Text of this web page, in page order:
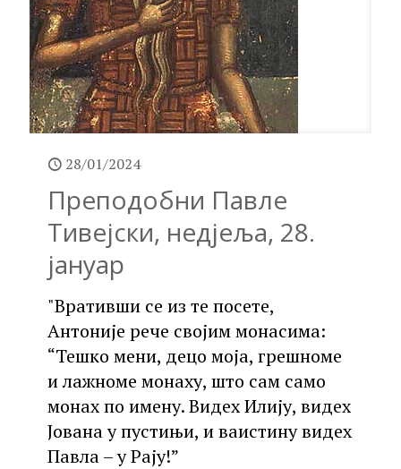
28/01/2024
Преподобни Павле
Тивејски, недјеља, 28.
јануар
"Вративши се из те посете,
Антоније рече својим монасима:
“Тешко мени, децо моја, грешноме
и лажноме монаху, што сам само
монах по имену. Видех Илију, видех
Јована у пустињи, и ваистину видех
Павла – у Рају!”